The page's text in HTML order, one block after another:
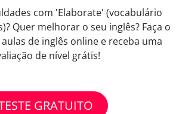
com 'Elaborate' (vocabulário
Quer melhorar o seu inglês? Faça o
de inglês online e receba uma
de nível grátis!
GRATUITO